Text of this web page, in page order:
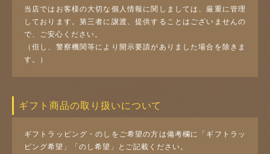
当店ではお客様の大切な個人情報に関しましては、厳重に管理
しております。第三者に譲渡、提供することはございませんの
で、ご安心ください。
（但し、警察機関等により開示要請がありました場合を除きま
す。）
ギフト商品の取り扱いについて
ギフトラッピング・のしをご希望の方は備考欄に「ギフトラッ
ピング希望」「のし希望」とご記載ください。